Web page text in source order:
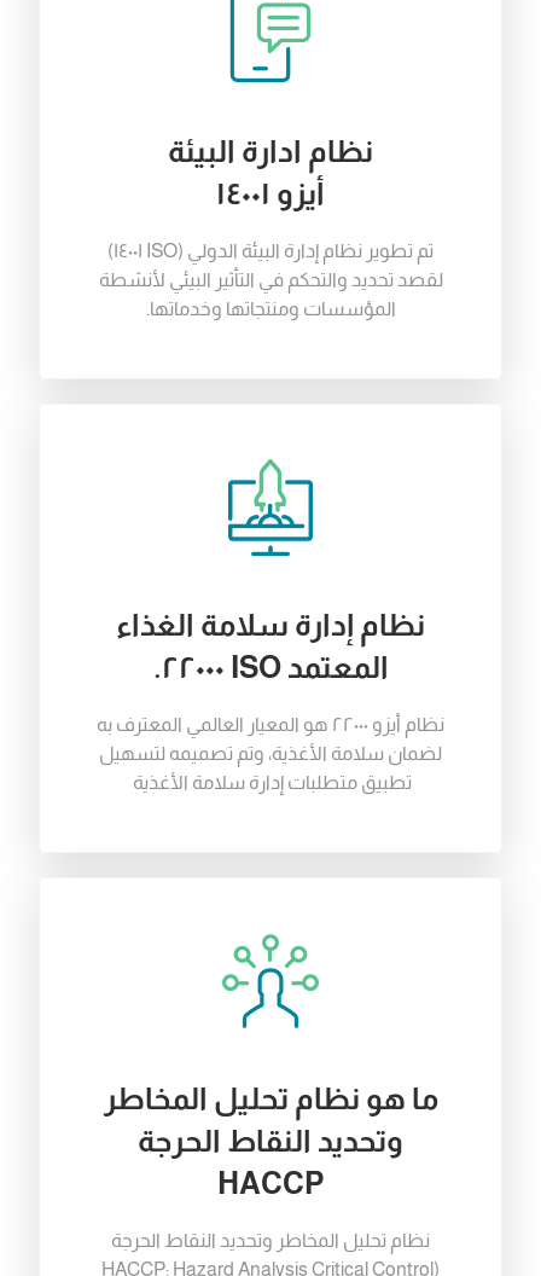
نظام ادارة البيئة
أيزو ١٤٠٠١
تم تطوير نظام إدارة البيئة الدولي (ISO ١٤٠٠١
)
لقصد تحديد والتحكم في التأثير البيئي لأنشطة
المؤسسات ومنتجاتها وخدماتها
نظام إدارة سلامة الغذاء
المعتمد ISO ٢٢٠٠٠.
نظام أيزو ٢٢٠٠٠ هو المعيار العالمي المعترف به
لضمان سلامة الأغذية، وتم تصميمه لتسهيل
تطبيق متطلبات إدارة سلامة الأغذية
ما هو نظام تحليل المخاطر
وتحديد النقاط الحرجة
HACCP
نظام تحليل المخاطر وتحديد النقاط الحرجة
(
HACCP: Hazard Analysis Critical Control